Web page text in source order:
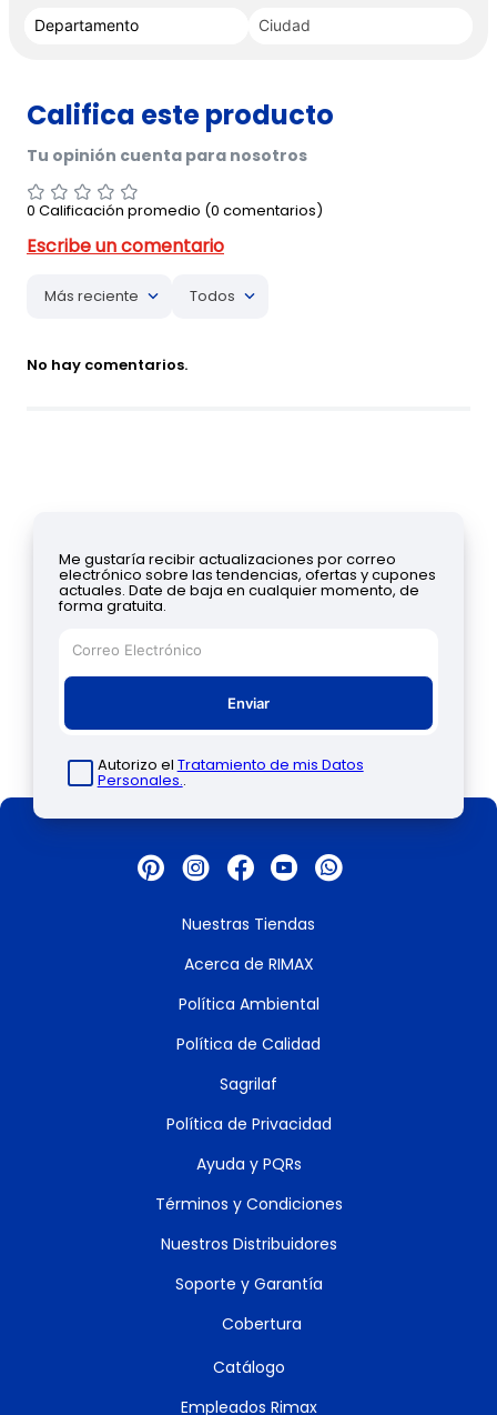
0 Calificación promedio (0 comentarios)
Más reciente Todos
No hay comentarios.
Me gustaría recibir actualizaciones por correo
electrónico sobre las tendencias, ofertas y cupones
actuales. Date de baja en cualquier momento, de
forma gratuita.
Enviar
Autorizo el Tratamiento de mis Datos
Personales..
Nuestras Tiendas
Acerca de RIMAX
Política Ambiental
Política de Calidad
Sagrilaf
Política de Privacidad
Ayuda y PQRs
Términos y Condiciones
Nuestros Distribuidores
Soporte y Garantía
Cobertura
Catálogo
Empleados Rimax